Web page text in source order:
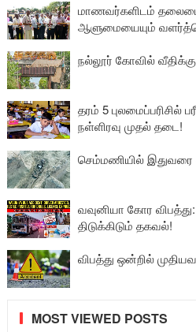
மாணவர்களிடம்
ஆளுமையையும்
நல்லூர் கோவில் வீதிக்கு
தரம் 5 புலமைப்பரிசில்
நள்ளிரவு முதல் தடை!
செம்மணியில் இதுவரை
வவுனியா கோர
திடுக்கிடும் தகவல்!
விபத்து ஒன்றில்
MOST VIEWED POSTS